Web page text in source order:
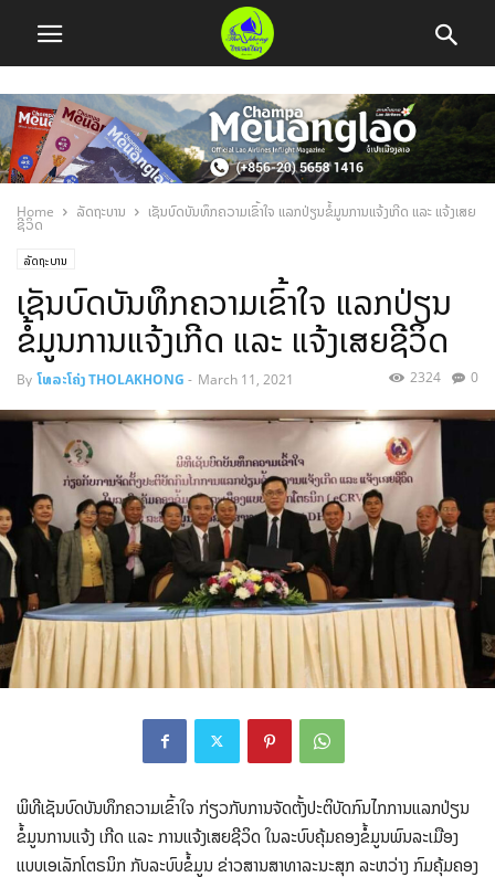
Home ລັດຖະບານ ເຊັນບົດບັນທຶກຄວາມເຂົ້າໃຈ ແລກປ່ຽນຂໍ້ມູນການແຈ້ງເກີດ ແລະ ແຈ້ງເສຍ
ຊີວິດ
ລັດຖະບານ
ເຊັນບົດບັນທຶກຄວາມເຂົ້າໃຈ ແລກປ່ຽນ
ຂໍ້ມູນການແຈ້ງເກີດ ແລະ ແຈ້ງເສຍຊີວິດ
By ໂທລະໂຄ່ງ THOLAKHONG - March 11, 2021 0
2324
ພິທີເຊັນບົດບັນທຶກຄວາມເຂົ້າໃຈ ກ່ຽວກັບການຈັດຕັ້ງປະຕິບັດກົນໄກການແລກປ່ຽນ
ຂໍ້ມູນການແຈ້ງ ເກີດ ແລະ ການແຈ້ງເສຍຊີວິດ ໃນລະບົບຄຸ້ມຄອງຂໍ້ມູນພົນລະເມືອງ
ແບບເອເລັກໂຕຣນິກ ກັບລະບົບຂໍ້ມູນ ຂ່າວສານສາທາລະນະສຸກ ລະຫວ່າງ ກົມຄຸ້ມຄອງ